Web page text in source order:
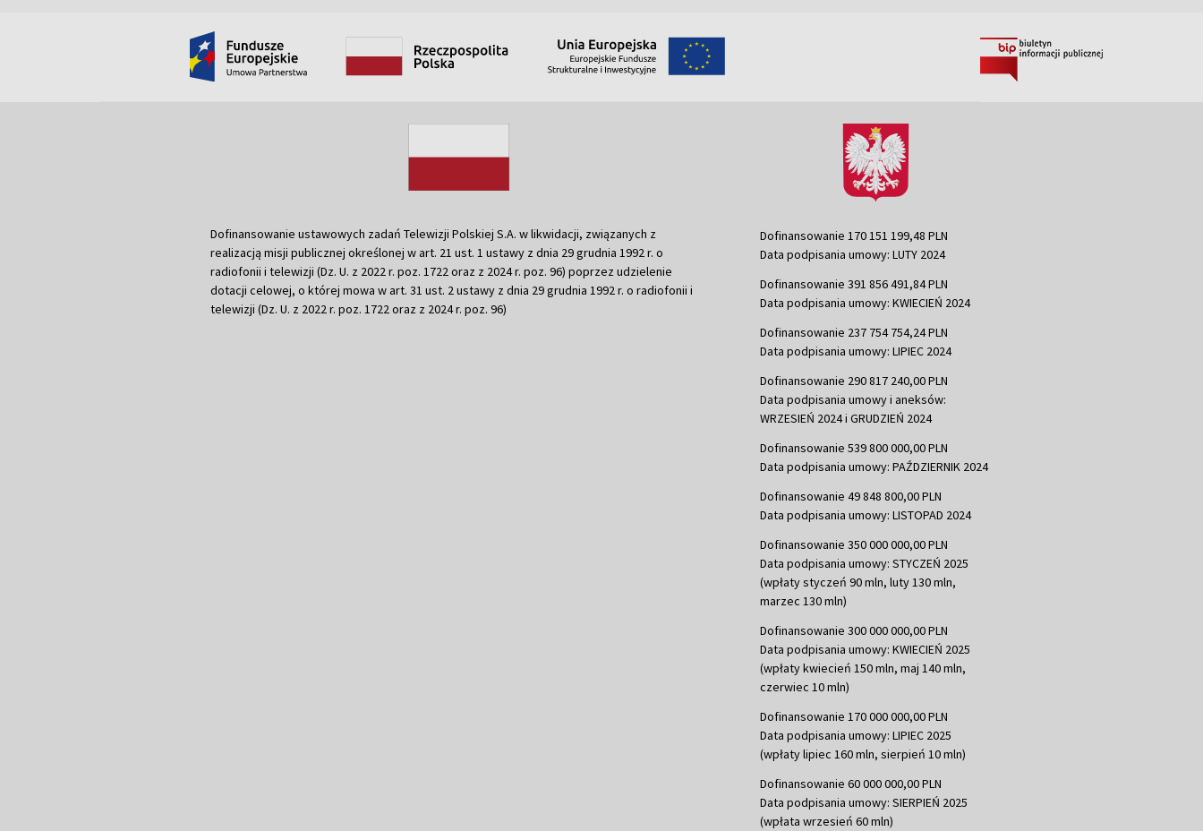
Dofinansowanie ustawowych zadań Telewizji Polskiej S.A. w likwidacji, związanych z
realizacją misji publicznej określonej w art. 21 ust. 1 ustawy z dnia 29 grudnia 1992 r. o
radiofonii i telewizji (Dz. U. z 2022 r. poz. 1722 oraz z 2024 r. poz. 96) poprzez udzielenie
dotacji celowej, o której mowa w art. 31 ust. 2 ustawy z dnia 29 grudnia 1992 r. o radiofonii i
telewizji (Dz. U. z 2022 r. poz. 1722 oraz z 2024 r. poz. 96)
Dofinansowanie 170 151 199,48 PLN
Data podpisania umowy: LUTY 2024
Dofinansowanie 391 856 491,84 PLN
Data podpisania umowy: KWIECIEŃ 2024
Dofinansowanie 237 754 754,24 PLN
Data podpisania umowy: LIPIEC 2024
Dofinansowanie 290 817 240,00 PLN
Data podpisania umowy i aneksów:
WRZESIEŃ 2024 i GRUDZIEŃ 2024
Dofinansowanie 539 800 000,00 PLN
Data podpisania umowy: PAŹDZIERNIK 2024
Dofinansowanie 49 848 800,00 PLN
Data podpisania umowy: LISTOPAD 2024
Dofinansowanie 350 000 000,00 PLN
Data podpisania umowy: STYCZEŃ 2025
(wpłaty styczeń 90 mln, luty 130 mln,
marzec 130 mln)
Dofinansowanie 300 000 000,00 PLN
Data podpisania umowy: KWIECIEŃ 2025
(wpłaty kwiecień 150 mln, maj 140 mln,
czerwiec 10 mln)
Dofinansowanie 170 000 000,00 PLN
Data podpisania umowy: LIPIEC 2025
(wpłaty lipiec 160 mln, sierpień 10 mln)
Dofinansowanie 60 000 000,00 PLN
Data podpisania umowy: SIERPIEŃ 2025
(wpłata wrzesień 60 mln)